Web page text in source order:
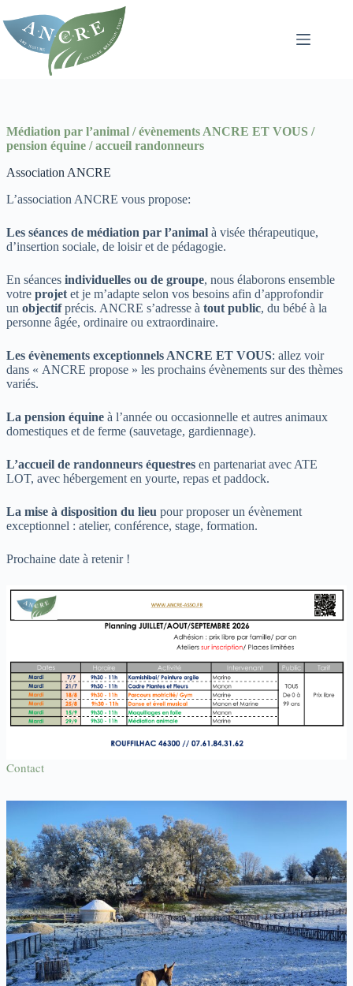
au
contenu
Médiation par l’animal / évènements ANCRE ET VOUS /
pension équine / accueil randonneurs
Association ANCRE
L’association ANCRE vous propose:
Les séances de médiation par l’animal à visée thérapeutique,
d’insertion sociale, de loisir et de pédagogie.
En séances individuelles ou de groupe, nous élaborons ensemble
votre projet et je m’adapte selon vos besoins afin d’approfondir
un objectifprécis. ANCRE s’adresse à tout public, du bébé à la
personne âgée, ordinaire ou extraordinaire.
Les évènements exceptionnels ANCRE ET VOUS: allez voir
dans « ANCRE propose » les prochains évènements sur des thèmes
variés.
La pension équine à l’année ou occasionnelle et autres animaux
domestiques et de ferme (sauvetage, gardiennage).
L’accueil de randonneurs équestres en partenariat avec ATE
LOT, avec hébergement en yourte, repas et paddock.
La mise à disposition du lieu pour proposer un évènement
exceptionnel : atelier, conférence, stage, formation.
Prochaine date à retenir !
Contact